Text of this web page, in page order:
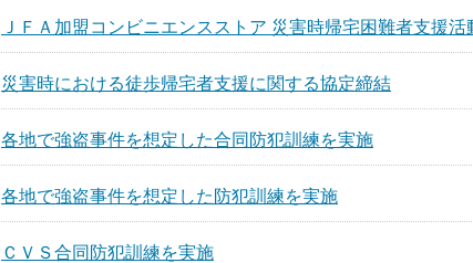
ＪＦＡ加盟コンビニエンスストア 災害時帰宅困難者支援活
災害時における徒歩帰宅者支援に関する協定締結
各地で強盗事件を想定した合同防犯訓練を実施
各地で強盗事件を想定した防犯訓練を実施
ＣＶＳ合同防犯訓練を実施